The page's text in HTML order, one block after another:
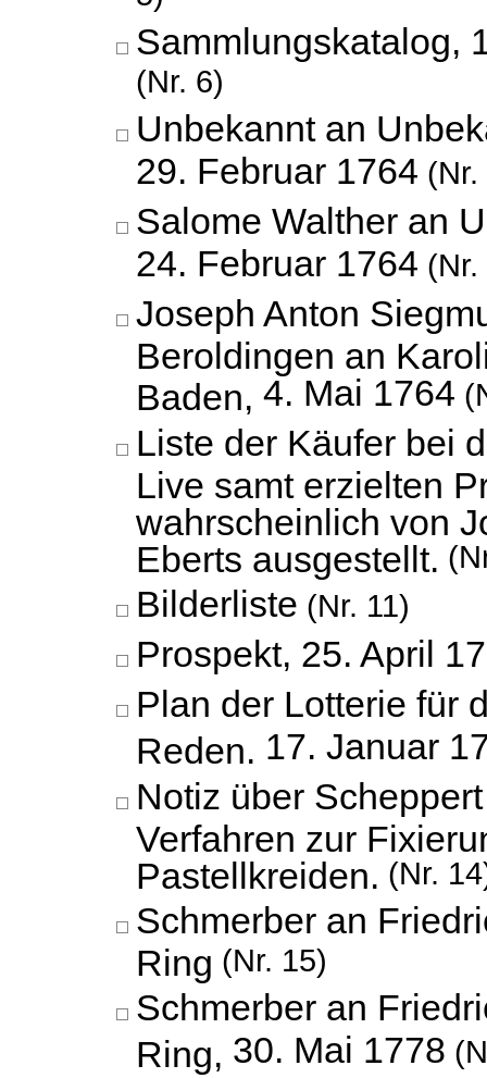
Sammlungskatalog,
(Nr. 6)
Unbekannt an
29. Februar 1764 (Nr.
Salome Walther an
24. Februar 1764 (Nr.
Joseph Anton
Beroldingen an
Baden, 4. Mai 1764
Liste der Käufer bei
Live samt erzielten
wahrscheinlich von
Eberts ausgestellt.
Bilderliste (Nr. 11)
Prospekt, 25. April
Plan der Lotterie für
Reden. 17. Januar
Notiz über
Verfahren zur
Pastellkreiden.
(Nr.
Schmerber an
Ring (Nr. 15)
Schmerber an
Ring, 30. Mai 1778